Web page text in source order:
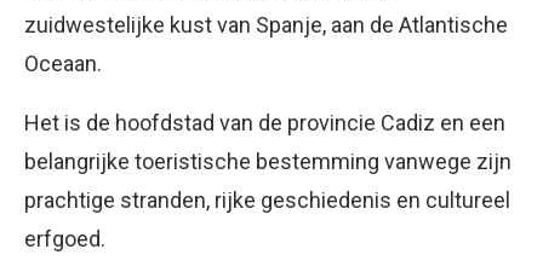
zuidwestelijke kust van Spanje, aan de Atlantische
Oceaan.
Het is de hoofdstad van de provincie Cadiz en een
belangrijke toeristische bestemming vanwege zijn
prachtige stranden, rijke geschiedenis en cultureel
erfgoed.